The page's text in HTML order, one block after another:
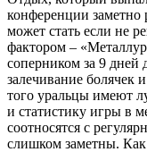
конференции заметно
может стать если не
фактором –
соперником за 9 дней
залечивание болячек
того уральцы имеют
и статистику игры в
соотносятся с
слишком заметны.